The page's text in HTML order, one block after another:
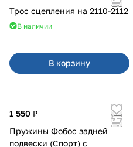
Трос сцепления на 2110-2112
В наличии
В корзину
1 550 ₽
Пружины Фобос задней
подвески (Спорт) с